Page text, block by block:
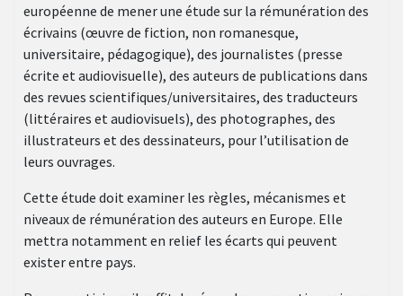
européenne de mener une étude sur la rémunération des
écrivains (œuvre de fiction, non romanesque,
universitaire, pédagogique), des journalistes (presse
écrite et audiovisuelle), des auteurs de publications dans
des revues scientifiques/universitaires, des traducteurs
(littéraires et audiovisuels), des photographes, des
illustrateurs et des dessinateurs, pour l’utilisation de
leurs ouvrages.
Cette étude doit examiner les règles, mécanismes et
niveaux de rémunération des auteurs en Europe. Elle
mettra notamment en relief les écarts qui peuvent
exister entre pays.